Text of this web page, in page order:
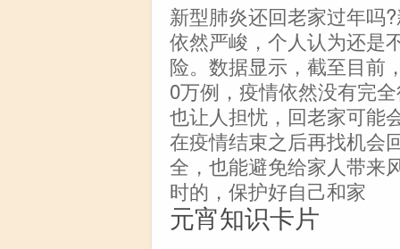
新型肺炎还回老家过年吗
依然严峻，个人认为还是
险。数据显示，截至目前
0万例，疫情依然没有完
也让人担忧，回老家可能
在疫情结束之后再找机会
全，也能避免给家人带来
时的，保护好自己和家
元宵知识卡片